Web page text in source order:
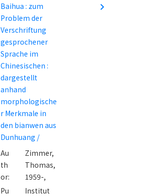
Baihua : zum
Problem der
Verschriftung
gesprochener
Sprache im
Chinesischen :
dargestellt
anhand
morphologische
r Merkmale in
den bianwen aus
Dunhuang /
Au
th
or:
Zimmer,
Thomas,
1959-,
Pu
Institut
navigate_next